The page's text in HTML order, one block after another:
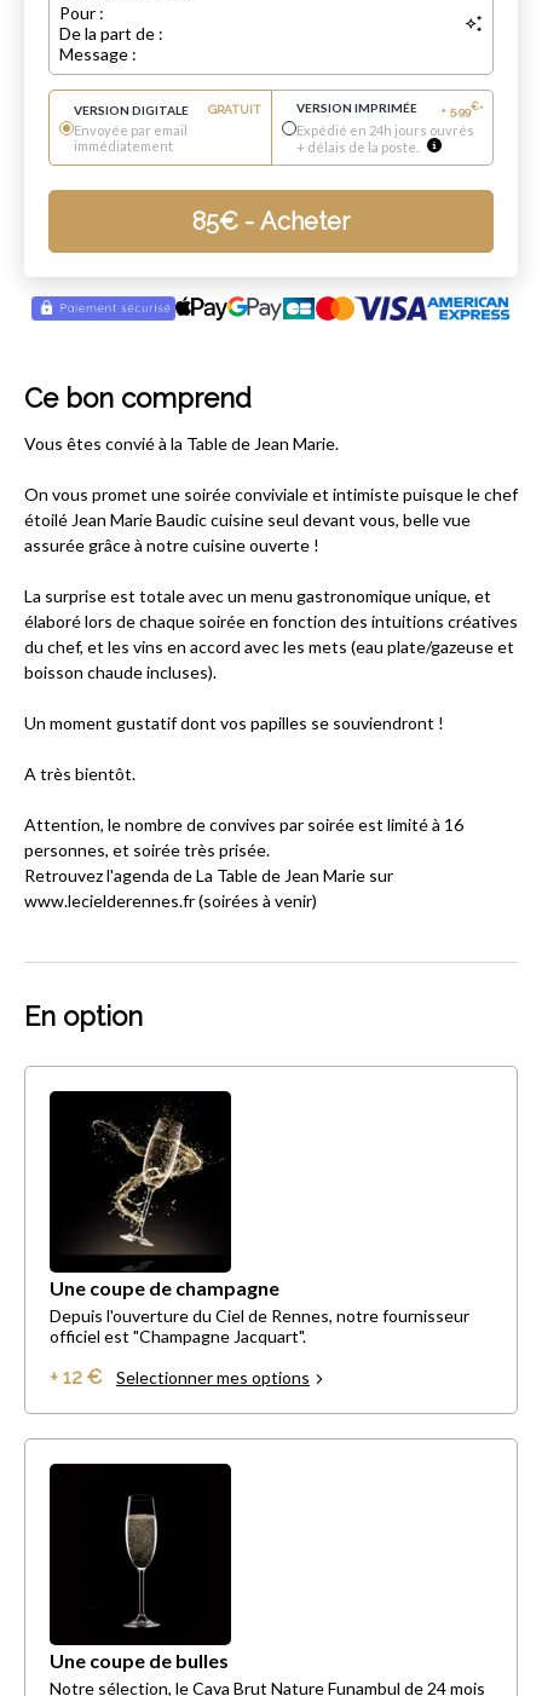
Pour :
De la part de :
Message :
VERSION DIGITALE GRATUIT
Envoyée par email
immédiatement
VERSION IMPRIMÉE + 5.99€*
Expédié en 24h jours ouvrés
+ délais de la poste.
85€ - Acheter
Ce bon comprend
Vous êtes convié à la Table de Jean Marie.
On vous promet une soirée conviviale et intimiste puisque le chef
étoilé Jean Marie Baudic cuisine seul devant vous, belle vue
assurée grâce à notre cuisine ouverte !
La surprise est totale avec un menu gastronomique unique, et
élaboré lors de chaque soirée en fonction des intuitions créatives
du chef, et les vins en accord avec les mets (eau plate/gazeuse et
boisson chaude incluses).
Un moment gustatif dont vos papilles se souviendront !
A très bientôt.
Attention, le nombre de convives par soirée est limité à 16
personnes, et soirée très prisée.
Retrouvez l'agenda de La Table de Jean Marie sur
www.lecielderennes.fr (soirées à venir)
En option
Une coupe de champagne
Depuis l'ouverture du Ciel de Rennes, notre fournisseur
officiel est "Champagne Jacquart".
+ 12 € Selectionner mes options
Une coupe de bulles
Notre sélection, le Cava Brut Nature Funambul de 24 mois